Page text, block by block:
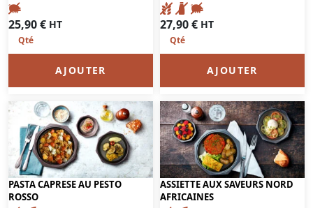
25,90€ HT
AJOUTER
27,90€ HT
AJOUTER
PASTA CAPRESE AU PESTO
ROSSO
ASSIETTE AUX SAVEURS NORD
AFRICAINES